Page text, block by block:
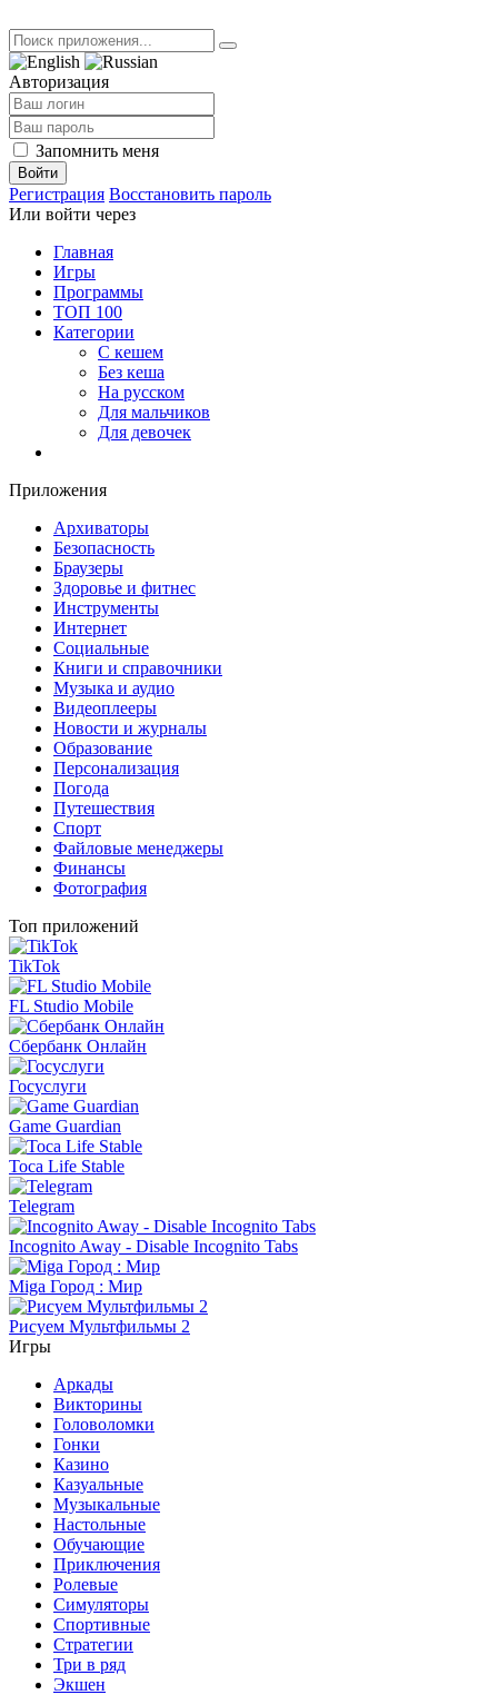
Авторизация
Запомнить меня
Войти
Регистрация Восстановить пароль
Или войти через
Главная
Игры
Программы
ТОП 100
Категории
С кешем
Без кеша
На русском
Для мальчиков
Для девочек
Приложения
Архиваторы
Безопасность
Браузеры
Здоровье и фитнес
Инструменты
Интернет
Социальные
Книги и справочники
Музыка и аудио
Видеоплееры
Новости и журналы
Образование
Персонализация
Погода
Путешествия
Спорт
Файловые менеджеры
Финансы
Фотография
Топ приложений
TikTok
FL Studio Mobile
Сбербанк Онлайн
Госуслуги
Game Guardian
Toca Life Stable
Telegram
Incognito Away - Disable Incognito Tabs
Miga Город : Мир
Рисуем Мультфильмы 2
Игры
Аркады
Викторины
Головоломки
Гонки
Казино
Казуальные
Музыкальные
Настольные
Обучающие
Приключения
Ролевые
Симуляторы
Спортивные
Стратегии
Три в ряд
Экшен